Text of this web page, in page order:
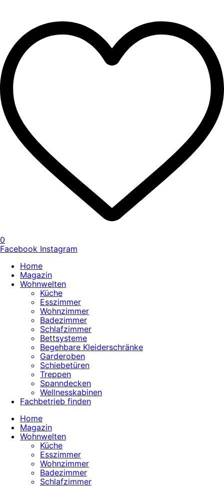
0
Facebook Instagram
Home
Magazin
Wohnwelten
Küche
Esszimmer
Wohnzimmer
Badezimmer
Schlafzimmer
Bettsysteme
Begehbare Kleiderschränke
Garderoben
Schiebetüren
Treppen
Spanndecken
Wellnesskabinen
Fachbetrieb finden
Home
Magazin
Wohnwelten
Küche
Esszimmer
Wohnzimmer
Badezimmer
Schlafzimmer